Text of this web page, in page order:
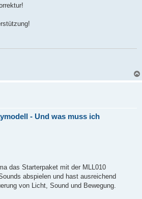
- Und was muss ich
das Starterpaket mit der MLL010
abspielen und hast ausreichend
von Licht, Sound und Bewegung.